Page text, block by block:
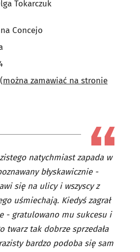
Tokarczuk
Concejo
można zamawiać na stronie
natychmiast zapada w
błyskawicznie -
się na ulicy i wszyscy z
uśmiechają. Kiedyś zagrał
- gratulowano mu sukcesu i
twarz tak dobrze sprzedała
bardzo podoba się sam